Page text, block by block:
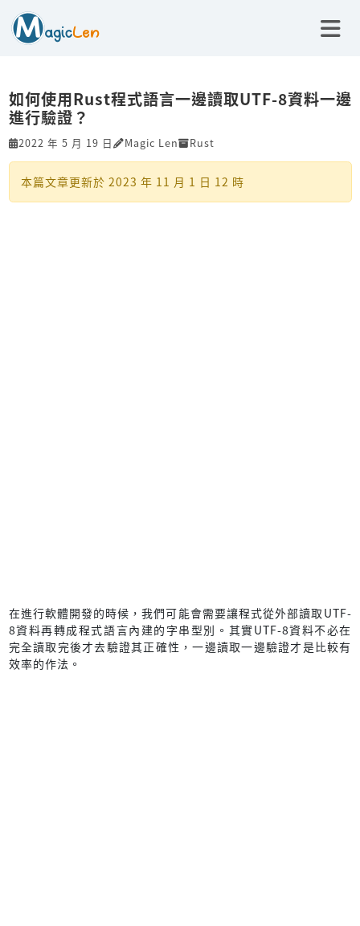
如何使用Rust程式語言一邊讀取UTF-8資料一邊
進行驗證？
2022 年 5 月 19 日 Magic Len Rust
本篇文章更新於 2023 年 11 月 1 日 12 時
在進行軟體開發的時候，我們可能會需要讓程式從外部讀取UTF-
8資料再轉成程式語言內建的字串型別。其實UTF-8資料不必在
完全讀取完後才去驗證其正確性，一邊讀取一邊驗證才是比較有
效率的作法。